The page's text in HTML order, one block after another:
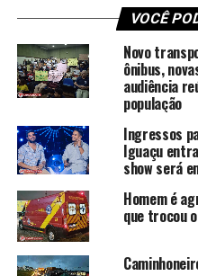
VOCÊ
Novo
ônibus,
audiência
população
Ingressos
Iguaçu
show será
Homem é
que trocou